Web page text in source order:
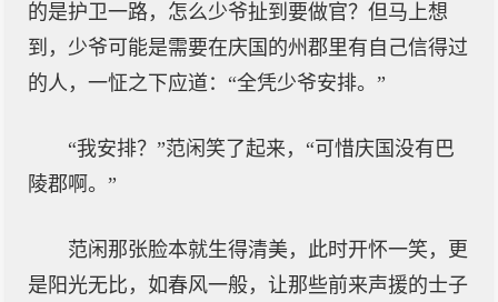
的是护卫一路，怎么少爷扯到要做官？但马上想
到，少爷可能是需要在庆国的州郡里有自己信得过
的人，一怔之下应道：“全凭少爷安排。”
“我安排？”范闲笑了起来，“可惜庆国没有巴
陵郡啊。”
范闲那张脸本就生得清美，此时开怀一笑，更
是阳光无比，如春风一般，让那些前来声援的士子